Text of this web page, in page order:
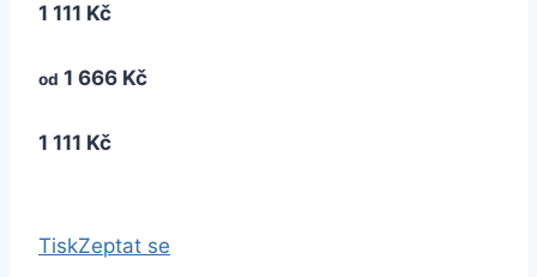
1 111 Kč
od 1 666 Kč
1 111 Kč
TiskZeptat se